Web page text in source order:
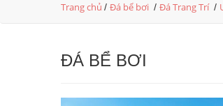
Trang chủ / Đá bể bơi / Đá Trang Trí /
ĐÁ BỂ BƠI